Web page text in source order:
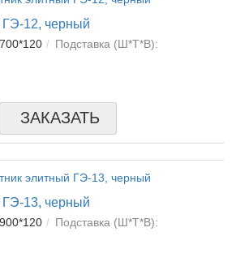
12, черный
Подставка (Ш*Т*В):
ЗАКАЗАТЬ
13, черный
Подставка (Ш*Т*В):